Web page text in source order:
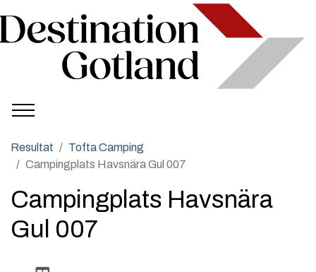
Resultat
Tofta Camping
Campingplats Havsnära Gul 007
Campingplats Havsnära
Gul 007